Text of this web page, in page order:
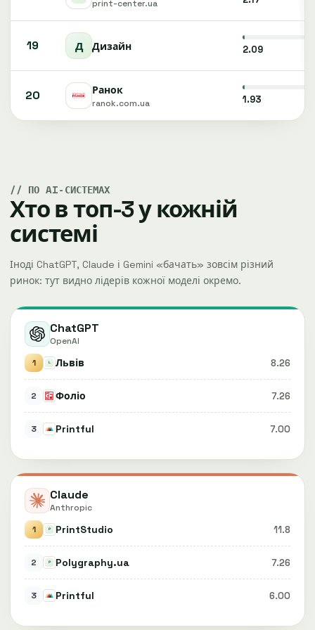
print-center.ua
19 Д Дизайн 2.09
20 Ранок
ranok.com.ua 1.93
ПО AI-СИСТЕМАХ
Хто в топ-3 у кожній
системі
Іноді ChatGPT, Claude і Gemini «бачать» зовсім різний
ринок: тут видно лідерів кожної моделі окремо.
ChatGPT
OpenAI
1
Львів 8.26
2 Фоліо 7.26
3 Printful 7.00
Claude
Anthropic
1
PrintStudio 11.8
2 Polygraphy.ua 7.26
3 Printful 6.00